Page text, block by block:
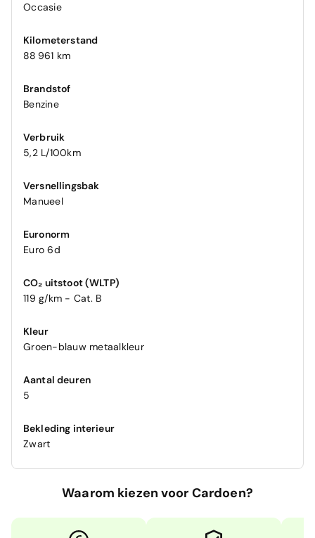
Occasie
Kilometerstand
88 961 km
Brandstof
Benzine
Verbruik
5,2 L/100km
Versnellingsbak
Manueel
Euronorm
Euro 6d
CO₂ uitstoot (WLTP)
119 g/km - Cat. B
Kleur
Groen-blauw metaalkleur
Aantal deuren
5
Bekleding interieur
Zwart
Waarom kiezen voor Cardoen?